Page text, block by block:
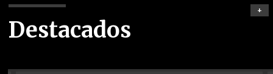
Destacados
+